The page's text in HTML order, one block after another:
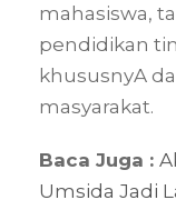
mahasiswa,
pendidikan
khususnyA
masyarakat.
Baca Juga :
Umsida Jadi